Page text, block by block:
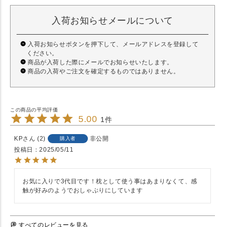
入荷お知らせメールについて
入荷お知らせボタンを押下して、メールアドレスを登録して
ください。
商品が入荷した際にメールでお知らせいたします。
商品の入荷やご注文を確定するものではありません。
5.00 1
KP 2 購入者
非公開
投稿日
2025/05/11
お気に入りで3代目です！枕として使う事はあまりなくて、感
触が好みのようでおしゃぶりにしています
すべてのレビューを見る